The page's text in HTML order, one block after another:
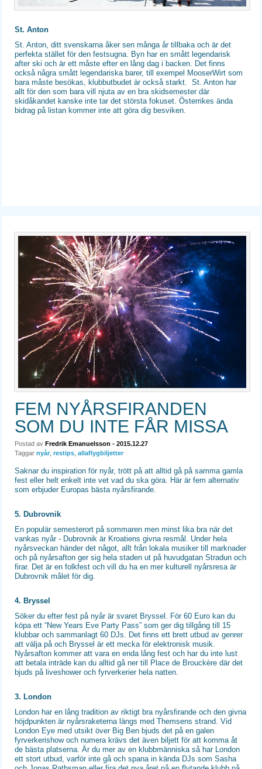
St. Anton
St. Anton, ditt svenskarna åker sen många år tillbaka och är det
perfekta stället för den festsugna. Byn har en smått legendarisk
after ski och är ett måste efter en lång dag i backen. Det finns
också några smått legendariska barer, till exempel MooserWirt som
bara måste besökas, klubbutbudet är också starkt. St. Anton har
allt för den som bara vill njuta av en bra skidsemester där
skidåkandet kanske inte tar det största fokuset. Österrikes ända
bidrag på listan kommer inte att göra dig besviken.
FEM NYÅRSFIRANDEN
SOM DU INTE FÅR MISSA
Postad avFredrik Emanuelsson - 2015.12.27
Taggar nyår ,restips ,allaflygbiljetter
Saknar du inspiration för nyår, trött på att alltid gå på samma gamla
fest eller helt enkelt inte vet vad du ska göra. Här är fem alternativ
som erbjuder Europas bästa nyårsfirande.
5. Dubrovnik
En populär semesterort på sommaren men minst lika bra när det
vankas nyår - Dubrovnik är Kroatiens givna resmål. Under hela
nyårsveckan händer det något, allt från lokala musiker till marknader
och på nyårsafton ger sig hela staden ut på huvudgatan Stradun och
firar. Det är en folkfest och vill du ha en mer kulturell nyårsresa är
Dubrovnik målet för dig.
4. Bryssel
Söker du efter fest på nyår är svaret Bryssel. För 60 Euro kan du
köpa ett “New Years Eve Party Pass” som ger dig tillgång till 15
klubbar och sammanlagt 60 DJs. Det finns ett brett utbud av genrer
att välja på och Bryssel är ett mecka för elektronisk musik.
Nyårsafton kommer att vara en enda lång fest och har du inte lust
att betala inträde kan du alltid gå ner till Place de Brouckère där det
bjuds på liveshower och fyrverkerier hela natten.
3. London
London har en lång tradition av riktigt bra nyårsfirande och den givna
höjdpunkten är nyårsraketerna längs med Themsens strand. Vid
London Eye med utsikt över Big Ben bjuds det på en galen
fyrverkerishow och numera krävs det även biljett för att komma åt
de bästa platserna. Är du mer av en klubbmänniska så har London
ett stort utbud, varför inte gå och spana in kända DJs som Sasha